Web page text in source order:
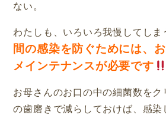
ない。
わたしも、いろいろ我慢してしま
間の感染を防ぐためには、
メインテナンスが必要です
お母さんのお口の中の細菌数をク
の歯磨きで減らしておけば、感染